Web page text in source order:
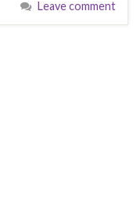
Leave comment